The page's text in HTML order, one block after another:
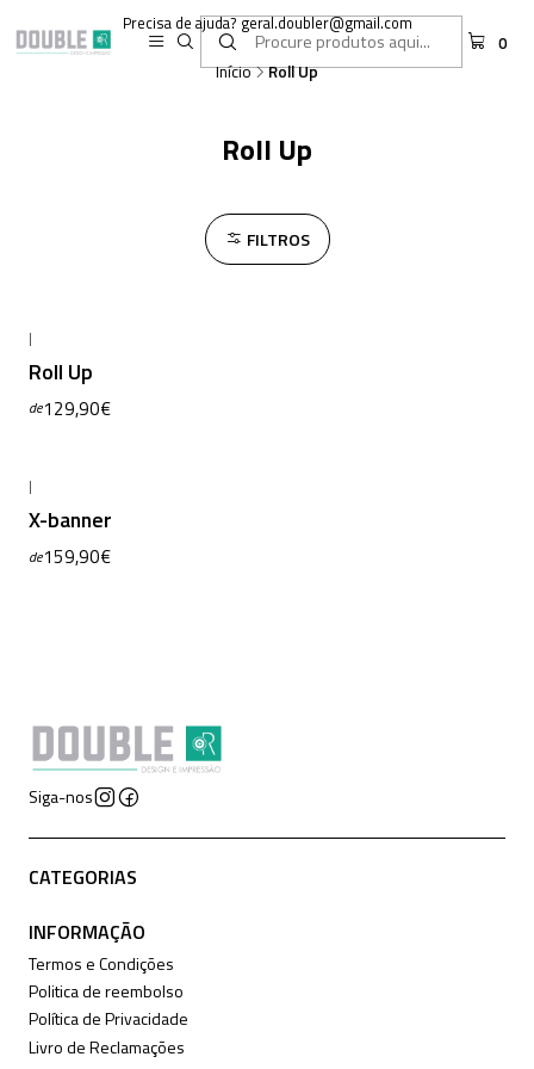
0
Precisa de ajuda? geral.doubler@gmail.com
Início Roll Up
Roll Up
FILTROS
|
Roll Up
de129,90€
|
X-banner
de159,90€
Siga-nos
CATEGORIAS
INFORMAÇÃO
Termos e Condições
Politica de reembolso
Política de Privacidade
Livro de Reclamações